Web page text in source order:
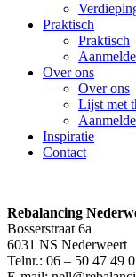
Praktisch
Praktisch
Over ons
Over ons
Lijst met
Inspiratie
Contact
Rebalancing
Bosserstraat 6a
6031 NS Nederweert
Telnr.: 06 – 50 47 49